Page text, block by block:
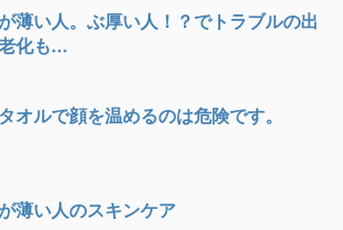
薄い人。ぶ厚い人！？でトラブルの出
化も...
オルで顔を温めるのは危険です。
薄い人のスキンケア